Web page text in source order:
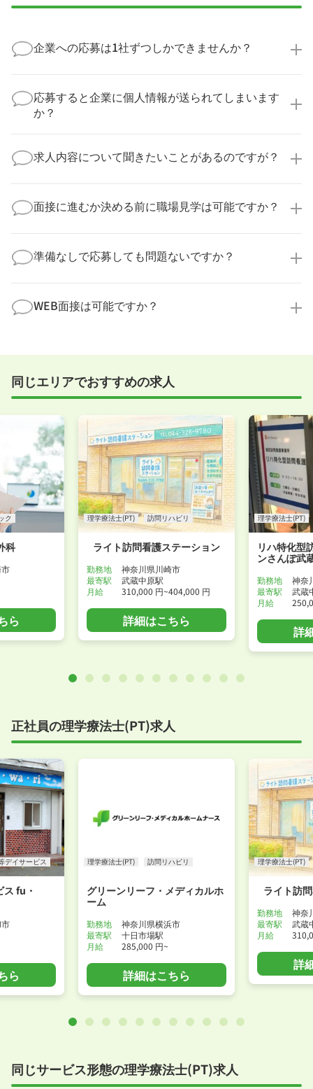
企業への応募は1社ずつしかできませんか？
実際に医療キャリアナビを利用して転職に成功した方
の多くは、複数応募して自分に合った職場を選ばれて
います。
応募すると企業に個人情報が送られてしまいます
か？
業様に個人情報が送られることはありません！
より詳細な求人情報をご確認いただいた上で、転職希
求人内容について聞きたいことがあるのですが？
してお答えいたします。
勤務体制や職場の雰囲気、研修制度など、どんな小さ
す！
面接に進むか決める前に職場見学は可能ですか？
積極的に受け入れています。実際の職場環境や働く人
の様子を見ることで、より安心してご判断いただけま
ださい！
準備なしで応募しても問題ないですか？
まで、一からサポートいたします。「転職を考え始め
たばかり」「何から始めればいいか分からない」とい
WEB面接は可能ですか？
すめしていますが、企業様によってはWEB面接を導入
事前に確認することは可能ですので、お気軽にお申し
付けください！
同じエリアでおすすめの求人
ク
科
ら
理学療法士(PT) 訪問リハビリ
ライト訪問看護ステーション
勤務地
神奈川県川崎市
最寄駅
武蔵中原駅
月給
310,000 円~404,000 円
詳細はこちら
理学療法士(PT)
リハ特化型
ンさんぽ武
勤務地
神奈
最寄駅
武蔵
月給
詳
正社員の理学療法士(PT)求人
デイサービス
fu・
ら
理学療法士(PT) 訪問リハビリ
グリーンリーフ・メディカルホ
ーム
勤務地
神奈川県横浜市
最寄駅
十日市場駅
月給
285,000 円~
詳細はこちら
理学療法士(PT)
ライト訪
勤務地
神奈
最寄駅
武蔵
月給
詳
同じサービス形態の理学療法士(PT)求人